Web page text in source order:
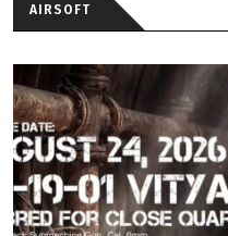
AIRSOFT